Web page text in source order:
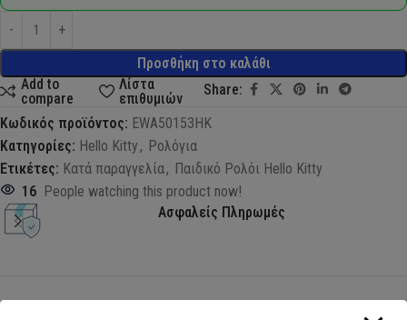
Προσθήκη στο καλάθι
Add to
compare
Λίστα
επιθυμιών
Share:
Κωδικός προϊόντος: EWA50153HK
Κατηγορίες: Hello Kitty , Ρολόγια
Ετικέτες: Κατά παραγγελία, Παιδικό Ρολόι Hello Kitty
16 People watching this product now!
Ασφαλείς Πληρωμές